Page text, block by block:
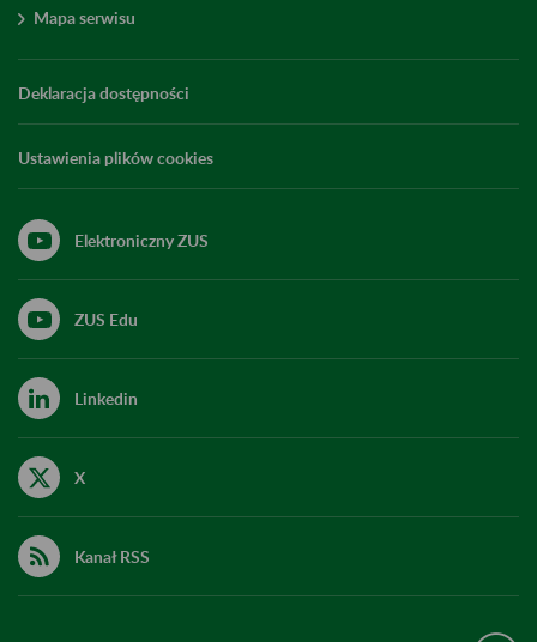
Mapa serwisu
Deklaracja dostępności
Ustawienia plików cookies
Elektroniczny ZUS
ZUS Edu
Linkedin
X
Kanał RSS